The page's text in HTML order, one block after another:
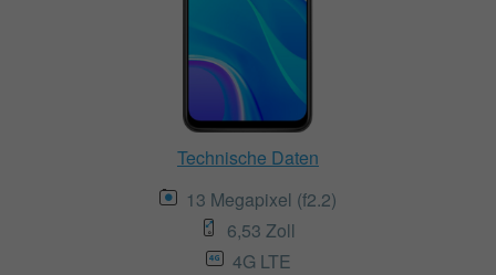
Technische Daten
13 Megapixel (f2.2)
6,53 Zoll
4G LTE